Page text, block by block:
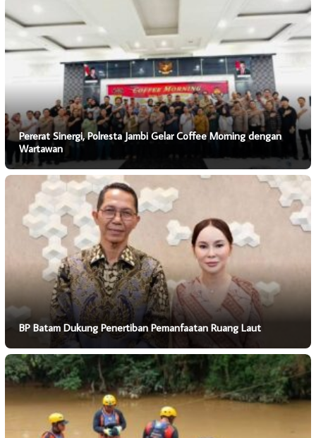
Pererat Sinergi, Polresta Jambi Gelar Coffee Morning dengan
Wartawan
BP Batam Dukung Penertiban Pemanfaatan Ruang Laut